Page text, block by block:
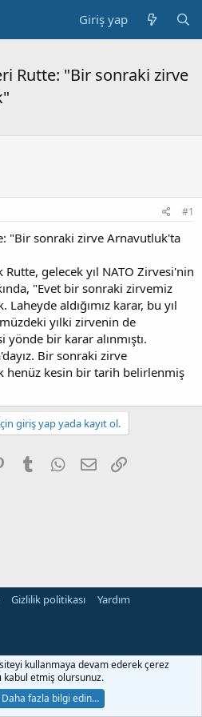
Giriş yap
Rutte: "Bir sonraki zirve
#1
"Bir sonraki zirve Arnavutluk'ta
gelecek yıl NATO Zirvesi'nin
"Evet bir sonraki zirvemiz
aldığımız karar, bu yıl
yılki zirvenin de
bir karar alınmıştı.
Bir sonraki zirve
henüz kesin bir tarih belirlenmiş
giriş yap yada kayıt ol.
PinterestTumblr WhatsApp
E-posta
Gizlilik politikası
Yardım
kullanmaya devam ederek çerez
kabul etmiş olursunuz.
Daha fazla bilgi edin…